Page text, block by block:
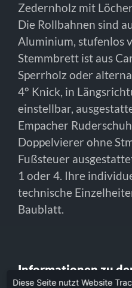
Zedernholz mit
Die Rollbahnen sind
Aluminium, stufenlos
Stemmbrett ist aus
Sperrholz oder
4° Knick, in
einstellbar,
Empacher
Doppelvierer ohne
Fußsteuer
1 oder 4. Ihre
technische
Baublatt.
Informationen zu
Diese Seite nutzt Website